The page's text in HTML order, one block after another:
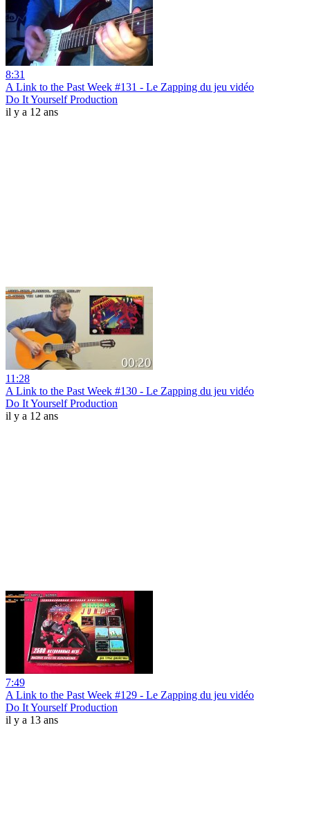
8:31
A Link to the Past Week #131 - Le Zapping du jeu vidéo
Do It Yourself Production
il y a 12 ans
11:28
A Link to the Past Week #130 - Le Zapping du jeu vidéo
Do It Yourself Production
il y a 12 ans
7:49
A Link to the Past Week #129 - Le Zapping du jeu vidéo
Do It Yourself Production
il y a 13 ans